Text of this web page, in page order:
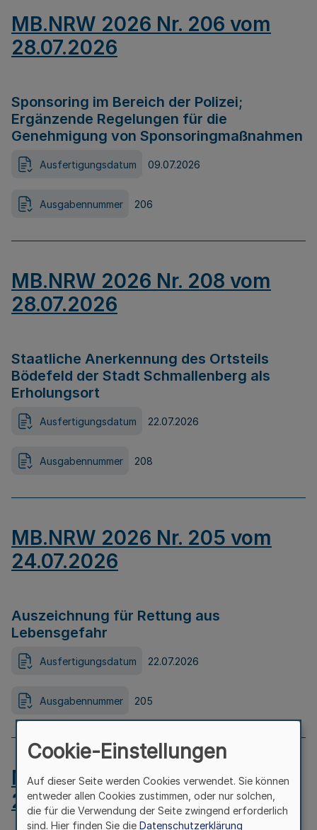
MB.NRW 2026 Nr. 206 vom
28.07.2026
Sponsoring im Bereich der Polizei;
Ergänzende Regelungen für die
Genehmigung von Sponsoringmaßnahmen
Ausfertigungsdatum 09.07.2026
Ausgabennummer 206
MB.NRW 2026 Nr. 208 vom
28.07.2026
Staatliche Anerkennung des Ortsteils
Bödefeld der Stadt Schmallenberg als
Erholungsort
Ausfertigungsdatum 22.07.2026
Ausgabennummer 208
MB.NRW 2026 Nr. 205 vom
24.07.2026
Auszeichnung für Rettung aus
Lebensgefahr
Ausfertigungsdatum 22.07.2026
Ausgabennummer 205
MB.NRW 2026 Nr. 204 vom
24.07.2026
Cookie-Einstellungen
Auf dieser Seite werden Cookies verwendet. Sie können
entweder allen Cookies zustimmen, oder nur solchen,
die für die Verwendung der Seite zwingend erforderlich
sind. Hier finden Sie die Datenschutzerklärung